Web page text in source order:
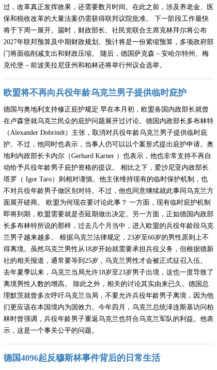
过，改革真正发挥效果，还需要数月时间。在此之前，涉及养老金、医
保和税收改革的大量法案仍需获得联邦议院批准。 下一阶段工作最快
将于下周一展开。届时，财政部长、社民党联合主席克林拜尔将公布
2027年联邦预算及中期财政规划。预计将是一份紧缩预算，多项政府部
门将面临削减支出和财政压缩。 随后，德国萨克森－安哈尔特州、梅
克伦堡－前波美拉尼亚州和柏林还将举行州议会选举。
欧盟将不再向兵役年龄乌克兰男子提供临时庇护
德国与奥地利支持修正庇护规定 早在本月初，欧盟各国内政部长就曾
在卢森堡就乌克兰民众的庇护问题展开过讨论。德国内政部长多布林特
（Alexander Dobrindt）主张，取消对兵役年龄乌克兰男子提供临时庇
护。不过，他同时也表示，当事人仍可以以个案形式提出庇护申请。奥
地利内政部长卡内尔（Gerhard Karner ）也表示，他也非常支持不再自
动给予兵役年龄男子庇护资格的提议。 相比之下，爱沙尼亚内政部长
塔罗（ Igor Taro）则相对谨慎。他主张维持现有的临时保护机制，也
不对兵役年龄男子做区别对待。不过，他也同意继续就此事同乌克兰方
面展开磋商。 欧盟为何现在要讨论此事？ 一方面，现有临时庇护机制
即将到期，欧盟需要就是否延期做出决定。另一方面，正如德国内政部
长多布林特所说的那样，过去几个月当中，进入欧盟的兵役年龄段乌克
兰男子越来越多。 根据乌克兰法律规定，23岁至60岁的男性原则上不
得离境。虽然乌克兰男性从18岁开始就需要承担兵役义务，但根据德新
社的相关报道，通常要等到25岁，乌克兰男性才会被正式征召入伍。
去年夏季以来，乌克兰当局允许18岁至23岁男子出境，这也一度导致了
离境男性人数的增高。 除此之外，相关的讨论其实由来已久。德国总
理默茨就曾多次呼吁乌克兰当局，不要允许兵役年龄男子离境，因为他
们更应该在本国境内为国效力。今年四月，乌克兰总统泽连斯基访问柏
林时曾强调，兵役年龄男子重返乌克兰也符合乌克兰军队的利益。他表
示，这是一个事关公平的问题。
德国4096起反穆斯林事件背后的日常生活